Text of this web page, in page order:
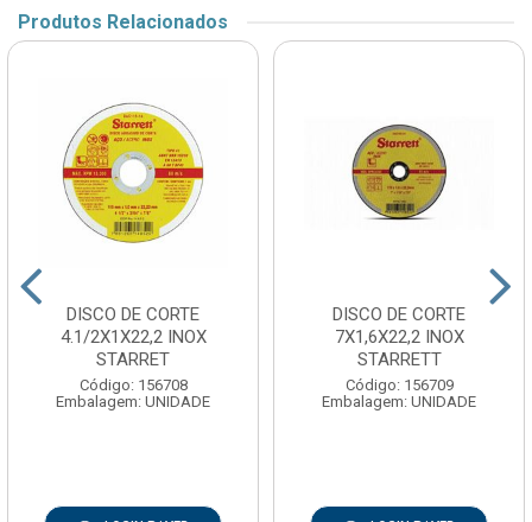
Produtos Relacionados
DISCO DE CORTE
4.1/2X1X22,2 INOX
STARRET
Código: 156708
Embalagem: UNIDADE
DISCO DE CORTE
7X1,6X22,2 INOX
STARRETT
Código: 156709
Embalagem: UNIDADE